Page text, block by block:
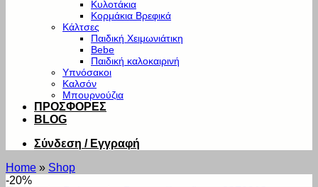
Κυλοτάκια
Κορμάκια Βρεφικά
Κάλτσες
Παιδική Χειμωνιάτικη
Bebe
Παιδική καλοκαιρινή
Υπνόσακοι
Καλσόν
Μπουρνούζια
ΠΡΟΣΦΟΡΕΣ
BLOG
Σύνδεση / Εγγραφή
Home » Shop
-20%